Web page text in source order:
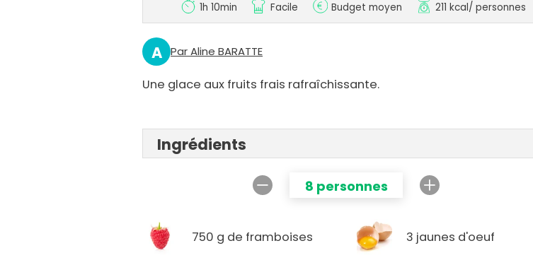
1h 10min Facile Budget moyen 211 kcal/ personnes
A Par Aline BARATTE
Une glace aux fruits frais rafraîchissante.
Ingrédients
8 personnes
750 g de framboises 3 jaunes d'oeuf